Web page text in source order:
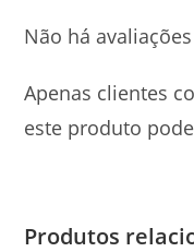
Não há
Apenas clientes
este produto
Produtos